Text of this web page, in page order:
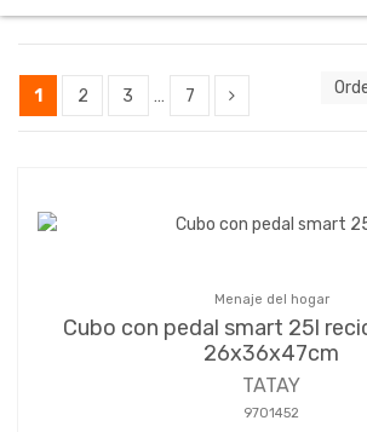
1 2 3 … 7
Menaje del hogar
Cubo con pedal smart 25l
26x36x47cm
TATAY
9701452